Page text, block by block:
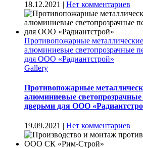
18.12.2021 | Нет комментариев
Противопожарные
алюминиевые светопрозрачные
для ООО «Радиантстрой»
Gallery
Противопожарные
алюминиевые светопрозрачные
дверьми для ООО
19.09.2021 | Нет комментариев